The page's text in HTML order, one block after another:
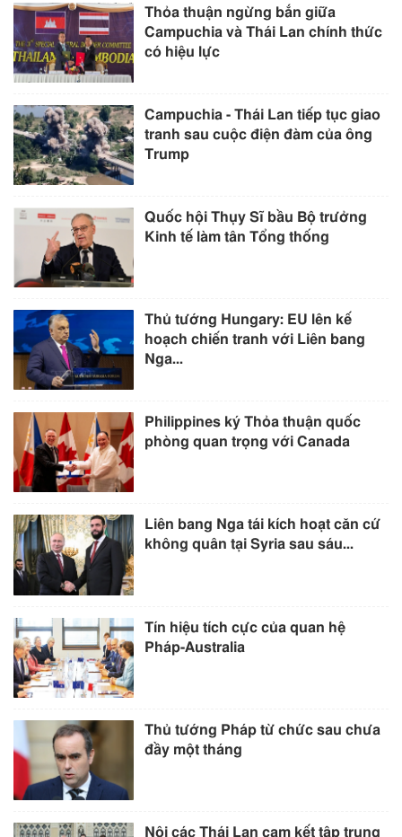
Thỏa thuận ngừng bắn giữa
Campuchia và Thái Lan chính thức
có hiệu lực
Campuchia - Thái Lan tiếp tục giao
tranh sau cuộc điện đàm của ông
Trump
Quốc hội Thụy Sĩ bầu Bộ trưởng
Kinh tế làm tân Tổng thống
Thủ tướng Hungary: EU lên kế
hoạch chiến tranh với Liên bang
Nga...
Philippines ký Thỏa thuận quốc
phòng quan trọng với Canada
Liên bang Nga tái kích hoạt căn cứ
không quân tại Syria sau sáu...
Tín hiệu tích cực của quan hệ
Pháp-Australia
Thủ tướng Pháp từ chức sau chưa
đầy một tháng
Nội các Thái Lan cam kết tập trung